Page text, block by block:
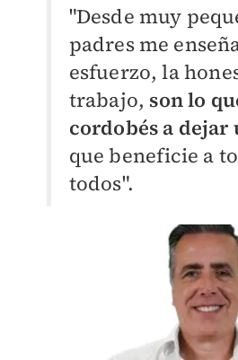
"Desde muy
padres me
esfuerzo, la
trabajo, son lo
cordobés a dejar
que beneficie a
todos".